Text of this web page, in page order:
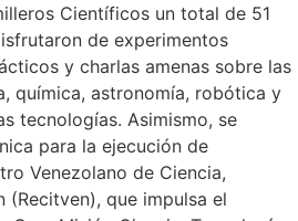
Científicos un total de 51
de experimentos
y charlas amenas sobre las
química, astronomía, robótica y
tecnologías. Asimismo, se
para la ejecución de
Venezolano de Ciencia,
(Recitven), que impulsa el